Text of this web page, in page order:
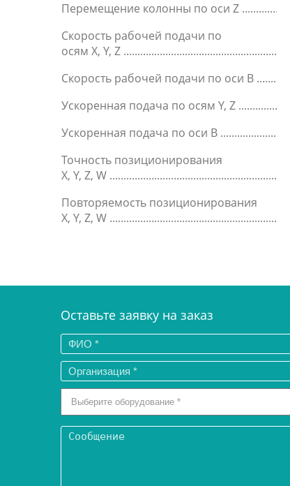
Перемещение колонны по оси Z
Скорость рабочей подачи по
осям X, Y, Z
Скорость рабочей подачи по оси B
Ускоренная подача по осям Y, Z
Ускоренная подача по оси B
Точность позиционирования
X, Y, Z, W
Повторяемость позиционирования
X, Y, Z, W
Оставьте заявку на заказ